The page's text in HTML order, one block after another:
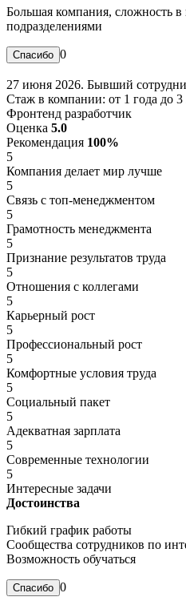
Большая компания, сложность
подразделениями
0
27 июня 2026. Бывший
Стаж в компании: от 1 года до 3
Фронтенд разработчик
Оценка 5.0
Рекомендация 100%
5
Компания делает мир лучше
5
Связь с топ-менеджментом
5
Грамотность менеджмента
5
Признание результатов труда
5
Отношения с коллегами
5
Карьерный рост
5
Профессиональный рост
5
Комфортные условия труда
5
Социальный пакет
5
Адекватная зарплата
5
Современные технологии
5
Интересные задачи
Достоинства
Гибкий график работы
Сообщества сотрудников по
Возможность обучаться
0